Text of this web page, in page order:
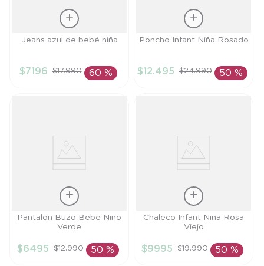
Talla
AÑADIR AL
Jeans azul de bebé niña
$7196 $17.990 60 %
Talla
AÑADIR AL
Poncho Infant Niña Rosado
$12.495 $24.990 50 %
Talla
AÑADIR AL
Pantalon Buzo Bebe Niño
Verde
$6495 $12.990 50 %
Talla
AÑADIR AL
Chaleco Infant Niña Rosa
Viejo
$9995 $19.990 50 %